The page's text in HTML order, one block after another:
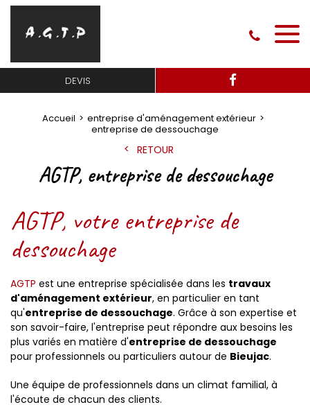
DEVIS
Accueil
entreprise d'aménagement extérieur
entreprise de dessouchage
RETOUR
AGTP, entreprise de dessouchage
AGTP, votre entreprise de
dessouchage
AGTP est une entreprise spécialisée dans les travaux
d'aménagement extérieur, en particulier en tant
qu'entreprise de dessouchage. Grâce à son expertise et
son savoir-faire, l'entreprise peut répondre aux besoins les
plus variés en matière d'entreprise de dessouchage
pour professionnels ou particuliers autour de Bieujac.
Une équipe de professionnels dans un climat familial, à
l'écoute de chacun des clients.